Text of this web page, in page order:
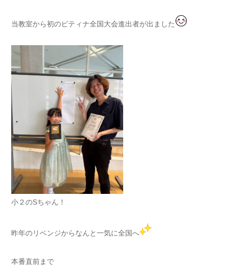
当教室から初のピティナ全国大会進出者が出ました
小２のSちゃん！
昨年のリベンジからなんと一気に全国へ
本番直前まで